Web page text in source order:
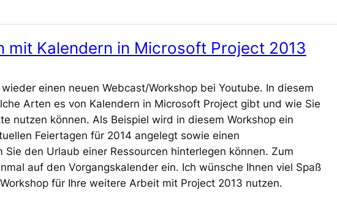
mit Kalendern in Microsoft Project 2013
einen neuen Webcast/Workshop bei Youtube. In diesem
Arten es von Kalendern in Microsoft Project gibt und wie Sie
nutzen können. Als Beispiel wird in diesem Workshop ein
Feiertagen für 2014 angelegt sowie einen
Sie den Urlaub einer Ressourcen hinterlegen können. Zum
auf den Vorgangskalender ein. Ich wünsche Ihnen viel Spaß
für Ihre weitere Arbeit mit Project 2013 nutzen.